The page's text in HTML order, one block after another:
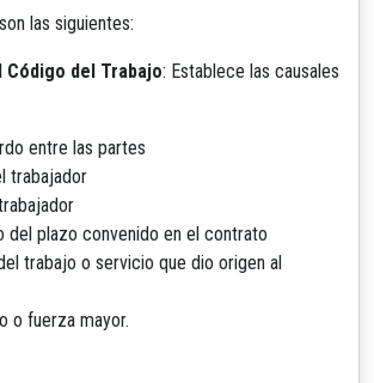
las siguientes:
del Trabajo: Establece las causales
entre las partes
trabajador
del plazo convenido en el contrato
trabajo o servicio que dio origen al
o fuerza mayor.